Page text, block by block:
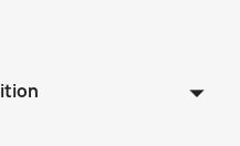
arrow_drop_down